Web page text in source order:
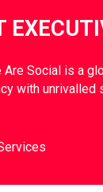
Are Social is a
with unrivalled